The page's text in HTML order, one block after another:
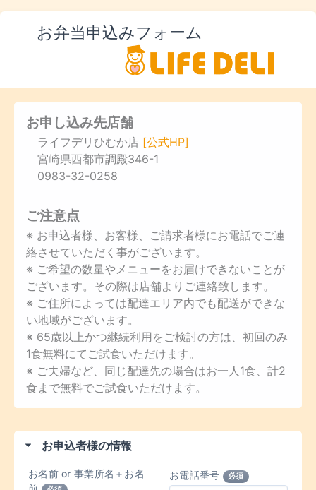
お弁当申込みフォーム
お申し込み先店舗
ライフデリひむか店 [公式HP]
宮崎県西都市調殿346-1
0983-32-0258
ご注意点
※ お申込者様、お客様、ご請求者様にお電話でご連
絡させていただく事がございます。
※ ご希望の数量やメニューをお届けできないことが
ございます。その際は店舗よりご連絡致します。
※ ご住所によっては配達エリア内でも配送ができな
い地域がございます。
※ 65歳以上かつ継続利用をご検討の方は、初回のみ
1食無料にてご試食いただけます。
※ ご夫婦など、同じ配達先の場合はお一人1食、計2
食まで無料でご試食いただけます。
お申込者様の情報
お名前 or 事業所名＋お名
お電話番号 必須